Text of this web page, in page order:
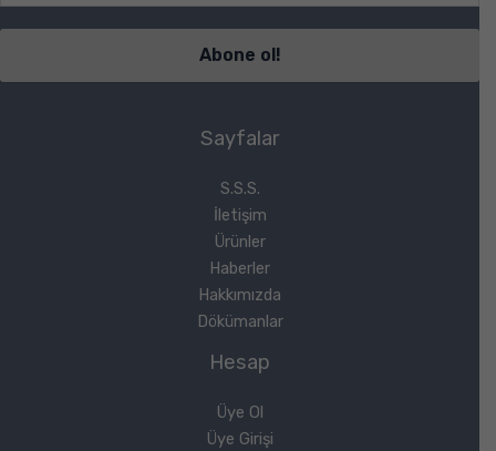
Sayfalar
S.S.S.
İletişim
Ürünler
Haberler
Hakkımızda
Dökümanlar
Hesap
Üye Ol
Üye Girişi